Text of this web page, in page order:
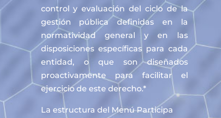
control y evaluación del ciclo de la
gestión pública definidas en la
normatividad general y en las
disposiciones específicas para cada
entidad, o que son diseñados
proactivamente para facilitar el
ejercicio de este derecho.*
La estructura del Menú Participa